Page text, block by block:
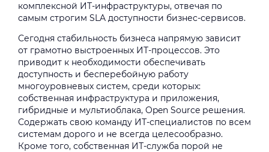
комплексной ИТ-инфраструктуры, отвечая по
самым строгим SLA доступности бизнес-сервисов.
Сегодня стабильность бизнеса напрямую зависит
от грамотно выстроенных ИТ-процессов. Это
приводит к необходимости обеспечивать
доступность и бесперебойную работу
многоуровневых систем, среди которых:
собственная инфраструктура и приложения,
гибридные и мультиоблака, Open Source решения.
Содержать свою команду ИТ-специалистов по всем
системам дорого и не всегда целесообразно.
Кроме того, собственная ИТ-служба порой не